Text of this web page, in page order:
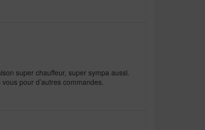
super chauffeur, super sympa aussi.
pour d’autres commandes.